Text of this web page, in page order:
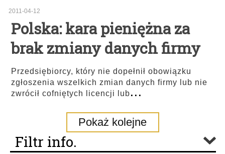
2011-04-12
Polska: kara pieniężna za
brak zmiany danych firmy
Przedsiębiorcy, który nie dopełnił obowiązku
zgłoszenia wszelkich zmian danych firmy lub nie
zwrócił cofniętych licencji lub...
Pokaż kolejne
Filtr info.